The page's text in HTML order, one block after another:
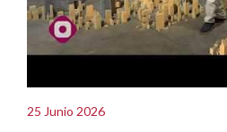
25 Junio 2026